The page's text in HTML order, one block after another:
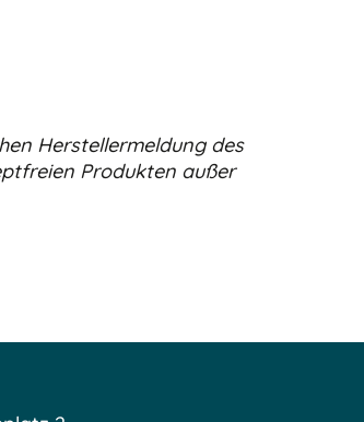
Herstellermeldung des
Produkten außer